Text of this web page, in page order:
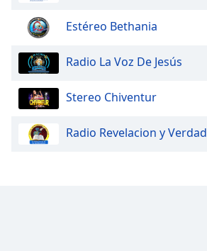
Background
Color
Caption
Estéreo Bethania
Radio La Voz De Jesús
Stereo Chiventur
Radio Revelacion y Verdad